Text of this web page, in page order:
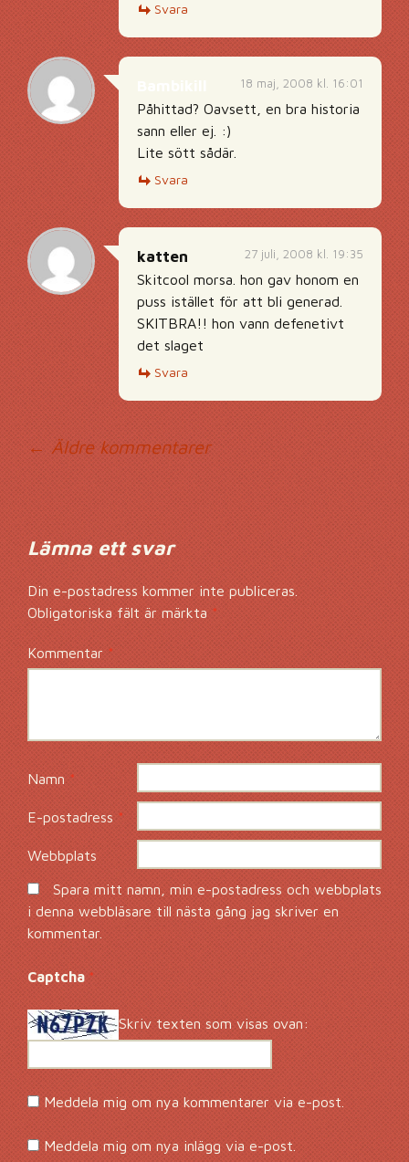
Svara
18 maj, 2008 kl. 16:01
Påhittad? Oavsett, en bra historia
sann eller ej. :)
Lite sött sådär.
Svara
27 juli, 2008 kl. 19:35
katten
Skitcool morsa. hon gav honom en
puss istället för att bli generad.
SKITBRA!! hon vann defenetivt
det slaget
Svara
← Äldre kommentarer
Lämna ett svar
Din e-postadress kommer inte publiceras.
Obligatoriska fält är märkta*
Kommentar*
Namn*
E-postadress*
Webbplats
Spara mitt namn, min e-postadress och webbplats
i denna webbläsare till nästa gång jag skriver en
kommentar.
Captcha *
Skriv texten som visas ovan:
Meddela mig om nya kommentarer via e-post.
Meddela mig om nya inlägg via e-post.